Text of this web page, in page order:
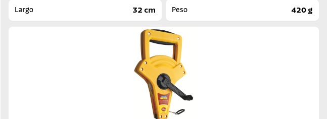
Largo 32 cm Peso 420 g